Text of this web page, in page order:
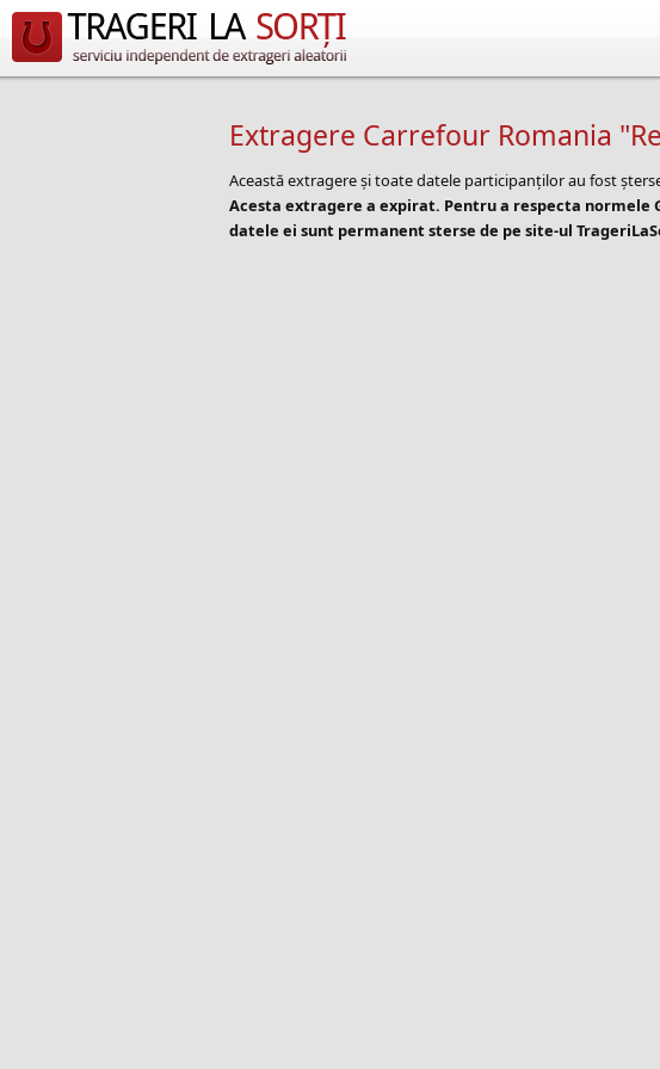
Extragere Carrefour Romania
Această extragere și toate datele participanților au fost
Acesta extragere a expirat. Pentru a respecta normele
datele ei sunt permanent sterse de pe site-ul